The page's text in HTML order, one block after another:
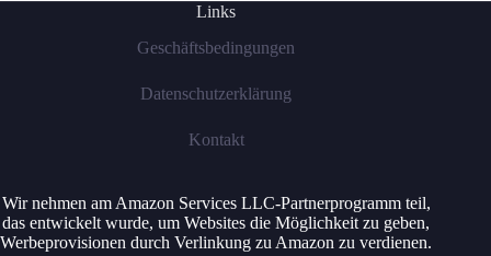
Links
Geschäftsbedingungen
Datenschutzerklärung
Kontakt
Wir nehmen am Amazon Services LLC-Partnerprogramm teil,
das entwickelt wurde, um Websites die Möglichkeit zu geben,
Werbeprovisionen durch Verlinkung zu Amazon zu verdienen.